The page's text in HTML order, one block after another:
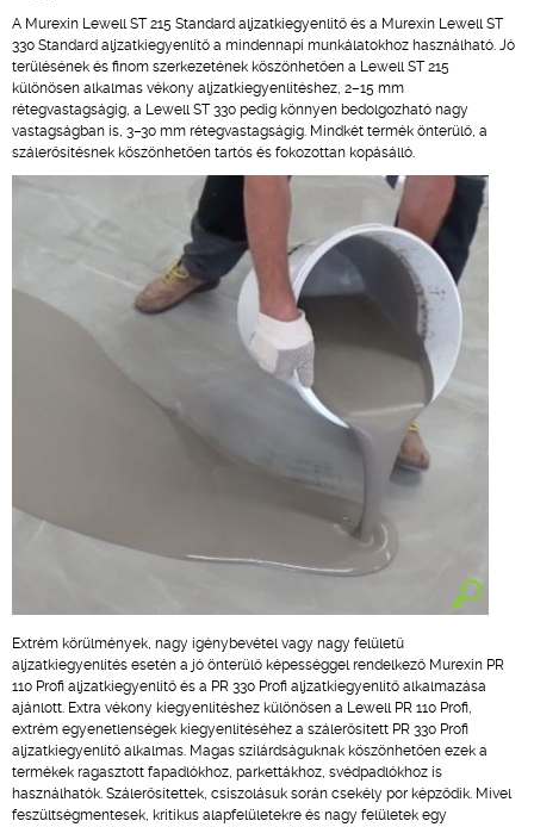
A Murexin Lewell ST 215 Standard aljzatkiegyenlítő és a Murexin Lewell ST
330 Standard aljzatkiegyenlítő a mindennapi munkálatokhoz használható. Jó
terülésének és finom szerkezetének köszönhetően a Lewell ST 215
különösen alkalmas vékony aljzatkiegyenlítéshez, 2–15 mm
rétegvastagságig, a Lewell ST 330 pedig könnyen bedolgozható nagy
vastagságban is, 3–30 mm rétegvastagságig. Mindkét termék önterülő, a
szálerősítésnek köszönhetően tartós és fokozottan kopásálló.
Extrém körülmények, nagy igénybevétel vagy nagy felületű
aljzatkiegyenlítés esetén a jó önterülő képességgel rendelkező Murexin PR
110 Profi aljzatkiegyenlítő és a PR 330 Profi aljzatkiegyenlítő alkalmazása
ajánlott. Extra vékony kiegyenlítéshez különösen a Lewell PR 110 Profi,
extrém egyenetlenségek kiegyenlítéséhez a szálerősített PR 330 Profi
aljzatkiegyenlítő alkalmas. Magas szilárdságuknak köszönhetően ezek a
termékek ragasztott fapadlókhoz, parkettákhoz, svédpadlókhoz is
használhatók. Szálerősítettek, csiszolásuk során csekély por képződik. Mivel
feszültségmentesek, kritikus alapfelületekre és nagy felületek egy